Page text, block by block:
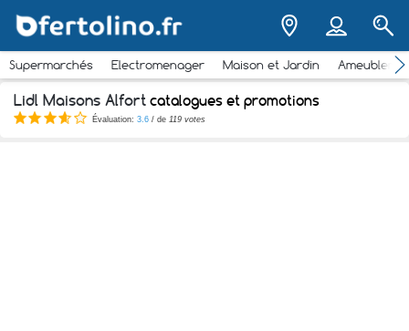
Supermarchés Electromenager Maison et Jardin
Lidl Maisons Alfort catalogues et promotions
Évaluation: 3.6 / de 119 votes